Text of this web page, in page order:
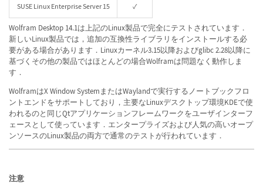
SUSE Linux Enterprise Server 15 ✓
Wolfram Desktop 14.1は上記のLinux製品で完全にテストされています．
新しいLinux製品では，追加の互換性ライブラリをインストールする必
要がある場合があります．Linuxカーネル3.15以降およびglibc 2.28以降に
基づくその他の製品ではほとんどの場合Wolframは問題なく動作しま
す．
WolframはX Window SystemまたはWaylandで実行するノートブックフロ
ントエンドをサポートしており，主要なLinuxデスクトップ環境KDEで使
われるのと同じQtアプリケーションフレームワークをユーザインターフ
ェースとして使っています．エンタープライズおよび人気の高いオープ
ンソースのLinux製品の両方で通常のテストが行われています．
注意